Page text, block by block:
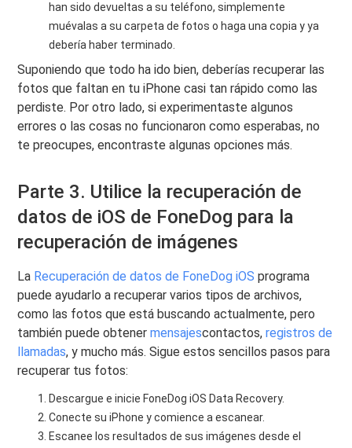
han sido devueltas a su teléfono, simplemente
muévalas a su carpeta de fotos o haga una copia y ya
debería haber terminado.
Suponiendo que todo ha ido bien, deberías recuperar las
fotos que faltan en tu iPhone casi tan rápido como las
perdiste. Por otro lado, si experimentaste algunos
errores o las cosas no funcionaron como esperabas, no
te preocupes, encontraste algunas opciones más.
Parte 3. Utilice la recuperación de
datos de iOS de FoneDog para la
recuperación de imágenes
La Recuperación de datos de FoneDog iOS programa
puede ayudarlo a recuperar varios tipos de archivos,
como las fotos que está buscando actualmente, pero
también puede obtenermensajescontactos,registros de
llamadas, y mucho más. Sigue estos sencillos pasos para
recuperar tus fotos:
Descargue e inicie FoneDog iOS Data Recovery.
Conecte su iPhone y comience a escanear.
Escanee los resultados de sus imágenes desde el